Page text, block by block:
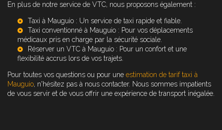
En plus de notre service de VTC, nous proposons également :
Taxi à Mauguio : Un service de taxi rapide et fiable.
Taxi conventionné à Mauguio : Pour vos déplacements
médicaux pris en charge par la sécurité sociale.
Réserver un VTC à Mauguio : Pour un confort et une
flexibilité accrus lors de vos trajets.
Pour toutes vos questions ou pour une estimation de tarif taxi à
Mauguio, n'hésitez pas à nous contacter. Nous sommes impatients
de vous servir et de vous offrir une expérience de transport inégalée.